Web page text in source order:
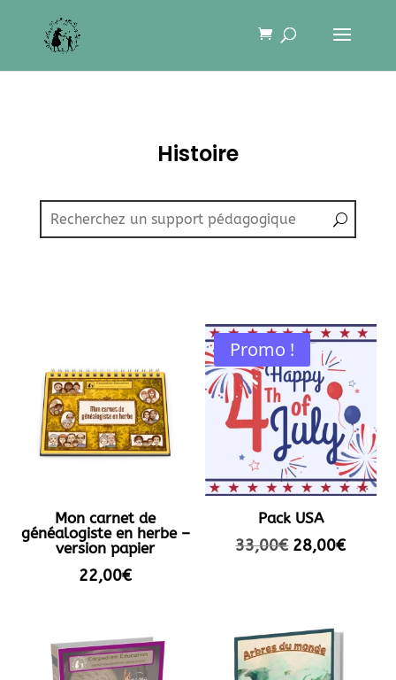
Histoire
Mon carnet de
généalogiste en herbe –
version papier
22,00€
Promo !
Pack USA
33,00€ Le
33,00€.
28,00€Le